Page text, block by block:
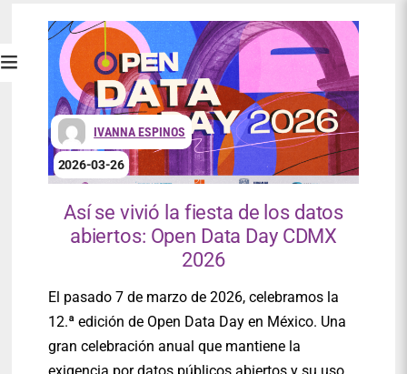
IVANNA ESPINOS
2026-03-26
Así se vivió la fiesta de los datos
abiertos: Open Data Day CDMX
2026
El pasado 7 de marzo de 2026, celebramos la
12.ª edición de Open Data Day en México. Una
gran celebración anual que mantiene la